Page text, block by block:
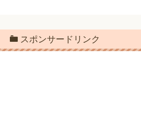
スポンサードリンク